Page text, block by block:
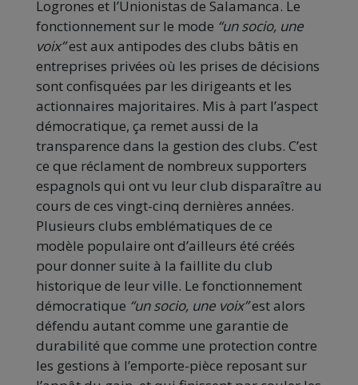
Logrones et l’Unionistas de Salamanca. Le
fonctionnement sur le mode “un socio, une
voix”est aux antipodes des clubs bâtis en
entreprises privées où les prises de décisions
sont confisquées par les dirigeants et les
actionnaires majoritaires. Mis à part l’aspect
démocratique, ça remet aussi de la
transparence dans la gestion des clubs. C’est
ce que réclament de nombreux supporters
espagnols qui ont vu leur club disparaître au
cours de ces vingt-cinq dernières années.
Plusieurs clubs emblématiques de ce
modèle populaire ont d’ailleurs été créés
pour donner suite à la faillite du club
historique de leur ville. Le fonctionnement
démocratique “un socio, une voix”est alors
défendu autant comme une garantie de
durabilité que comme une protection contre
les gestions à l’emporte-pièce reposant sur